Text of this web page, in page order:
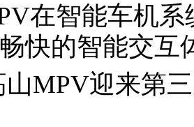
在智能车机
快的智能交互